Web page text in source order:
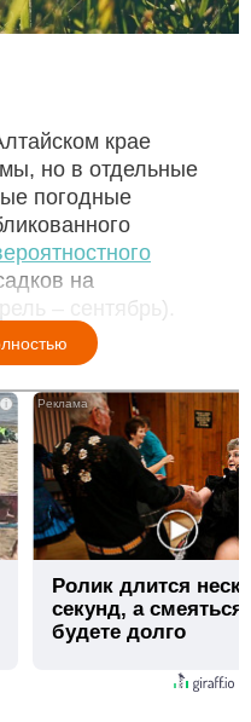
крае
но в отдельные
погодные
на
– сентябрь).
i
Ролик длится
секунд, а
будете долго